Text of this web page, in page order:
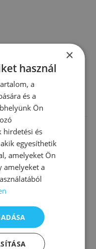
×
használ
a
és a
Ön
hirdetési és
egyesíthetik
amelyeket Ön
amelyeket a